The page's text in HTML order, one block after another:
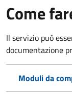
Come
Il servizio può
documentazione
Moduli da